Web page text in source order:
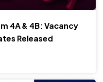
4A & 4B: Vacancy
Released